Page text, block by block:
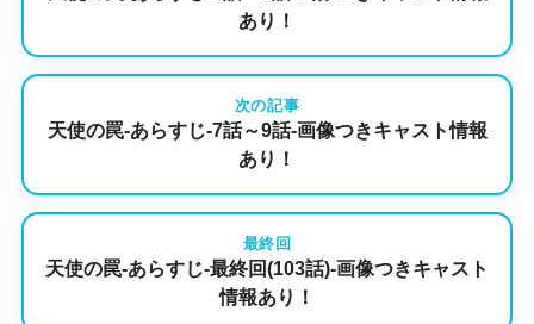
あり！
次の記事
天使の罠-あらすじ-7話～9話-画像つきキャスト情報
あり！
最終回
天使の罠-あらすじ-最終回(103話)-画像つきキャスト
情報あり！